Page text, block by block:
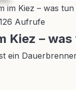
im Kiez – was
Aufrufe
Kiez –
ein